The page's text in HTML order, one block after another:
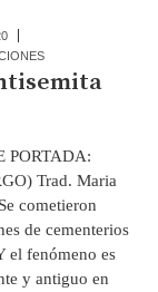
PORTADA:
Trad. Maria
cometieron
de cementerios
el fenómeno es
y antiguo en